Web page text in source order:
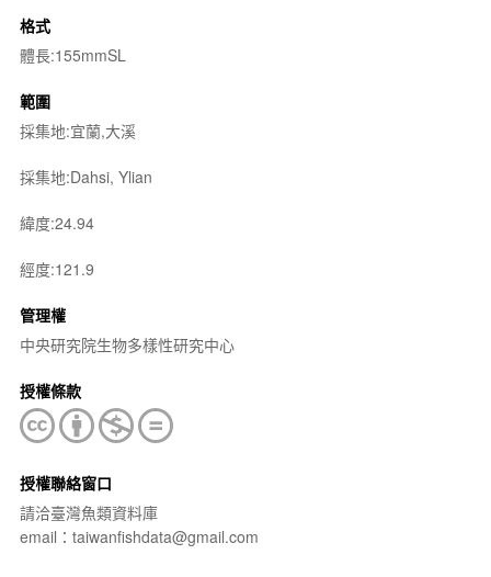
格式
體長:155mmSL
範圍
採集地:宜蘭,大溪
採集地:Dahsi, Ylian
緯度:24.94
經度:121.9
管理權
中央研究院生物多樣性研究中心
授權條款
授權聯絡窗口
請洽臺灣魚類資料庫
email：taiwanfishdata@gmail.com